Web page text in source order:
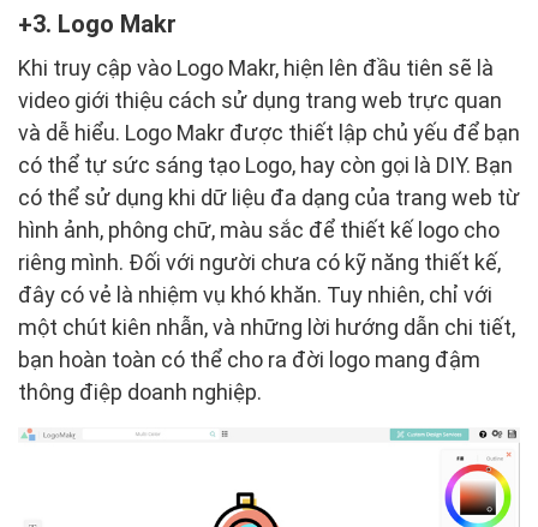
3. Logo Makr
Khi truy cập vào Logo Makr, hiện lên đầu tiên sẽ là
video giới thiệu cách sử dụng trang web trực quan
và dễ hiểu. Logo Makr được thiết lập chủ yếu để bạn
có thể tự sức sáng tạo Logo, hay còn gọi là DIY. Bạn
có thể sử dụng khi dữ liệu đa dạng của trang web từ
hình ảnh, phông chữ, màu sắc để thiết kế logo cho
riêng mình. Đối với người chưa có kỹ năng thiết kế,
đây có vẻ là nhiệm vụ khó khăn. Tuy nhiên, chỉ với
một chút kiên nhẫn, và những lời hướng dẫn chi tiết,
bạn hoàn toàn có thể cho ra đời logo mang đậm
thông điệp doanh nghiệp.